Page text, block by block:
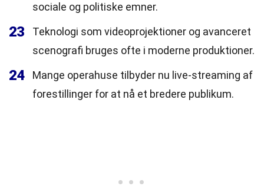
sociale og politiske emner.
23
Teknologi som videoprojektioner og avanceret
scenografi bruges ofte i moderne produktioner.
24
Mange operahuse tilbyder nu live-streaming af
forestillinger for at nå et bredere publikum.